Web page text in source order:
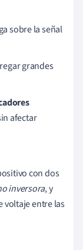
sobre la señal
grandes
afectar
con dos
inversora, y
voltaje entre las